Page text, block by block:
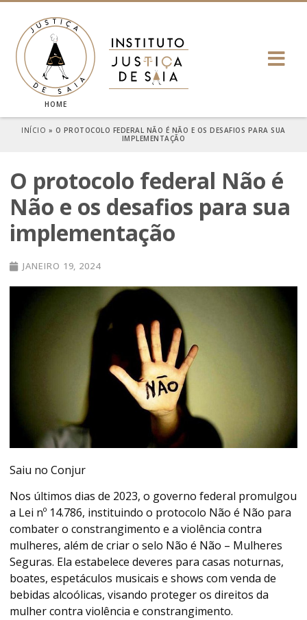
HOME
INÍCIO » O PROTOCOLO FEDERAL NÃO É NÃO E OS DESAFIOS PARA SUA
IMPLEMENTAÇÃO
O protocolo federal Não é
Não e os desafios para sua
implementação
JANEIRO 19, 2024
Saiu no Conjur
Nos últimos dias de 2023, o governo federal promulgou
a Lei nº 14.786, instituindo o protocolo Não é Não para
combater o constrangimento e a violência contra
mulheres, além de criar o selo Não é Não – Mulheres
Seguras. Ela estabelece deveres para casas noturnas,
boates, espetáculos musicais e shows com venda de
bebidas alcoólicas, visando proteger os direitos da
mulher contra violência e constrangimento.